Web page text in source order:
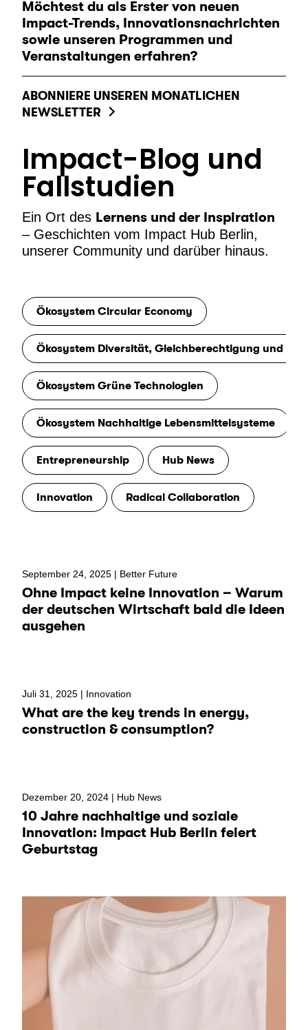
Möchtest du als Erster von neuen
Impact-Trends, Innovationsnachrichten
sowie unseren Programmen und
Veranstaltungen erfahren?
ABONNIERE UNSEREN MONATLICHEN
NEWSLETTER
Impact-Blog und
Fallstudien
Ein Ort des Lernens und der Inspiration
– Geschichten vom Impact Hub Berlin,
unserer Community und darüber hinaus.
Ökosystem Circular Economy
Ökosystem Diversität, Gleichberechtigung und
Ökosystem Grüne Technologien
Ökosystem Nachhaltige Lebensmittelsysteme
Entrepreneurship Hub News
Innovation Radical Collaboration
September 24, 2025 | Better Future
Ohne Impact keine Innovation – Warum
der deutschen Wirtschaft bald die Ideen
ausgehen
Juli 31, 2025 | Innovation
What are the key trends in energy,
construction & consumption?
Dezember 20, 2024 | Hub News
10 Jahre nachhaltige und soziale
Innovation: Impact Hub Berlin feiert
Geburtstag